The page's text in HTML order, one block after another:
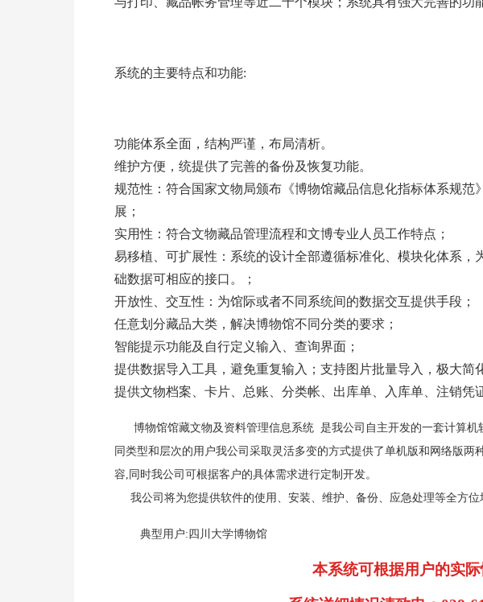
系统的主要特点和功能:
功能体系全面，结构严谨，布局清析。
维护方便，统提供了完善的备份及恢复功能。
规范性：符合国家文物局颁布《博物馆藏品信息化指标体系规范
展；
实用性：符合文物藏品管理流程和文博专业人员工作特点；
易移植、可扩展性：系统的设计全部遵循标准化、模块化体系
础数据可相应的接口。；
开放性、交互性：为馆际或者不同系统间的数据交互提供手段；
任意划分藏品大类，解决博物馆不同分类的要求；
智能提示功能及自行定义输入、查询界面；
提供数据导入工具，避免重复输入；支持图片批量导入，极大简
提供文物档案、卡片、总账、分类帐、出库单、入库单、注销凭
博物馆馆藏文物及资料管理信息系统 是我公司自主开发的一套计算
同类型和层次的用户我公司采取灵活多变的方式提供了单机版和网络版
容,同时我公司可根据客户的具体需求进行定制开发。
我公司将为您提供软件的使用、安装、维护、备份、应急处理等全方位
典型用户:四川大学博物馆
本系统可根据用户的实